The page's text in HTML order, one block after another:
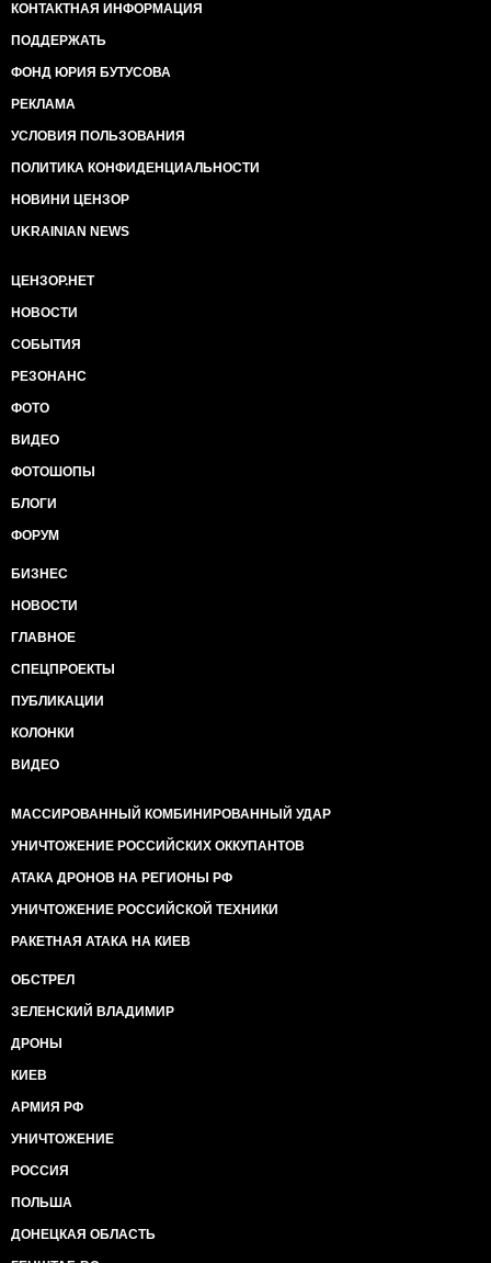
КОНТАКТНАЯ ИНФОРМАЦИЯ
ПОДДЕРЖАТЬ
ФОНД ЮРИЯ БУТУСОВА
РЕКЛАМА
УСЛОВИЯ ПОЛЬЗОВАНИЯ
ПОЛИТИКА КОНФИДЕНЦИАЛЬНОСТИ
НОВИНИ ЦЕНЗОР
UKRAINIAN NEWS
ЦЕНЗОР.НЕТ
НОВОСТИ
СОБЫТИЯ
РЕЗОНАНС
ФОТО
ВИДЕО
ФОТОШОПЫ
БЛОГИ
ФОРУМ
БИЗНЕС
НОВОСТИ
ГЛАВНОЕ
СПЕЦПРОЕКТЫ
ПУБЛИКАЦИИ
КОЛОНКИ
ВИДЕО
МАССИРОВАННЫЙ КОМБИНИРОВАННЫЙ УДАР
УНИЧТОЖЕНИЕ РОССИЙСКИХ ОККУПАНТОВ
АТАКА ДРОНОВ НА РЕГИОНЫ РФ
УНИЧТОЖЕНИЕ РОССИЙСКОЙ ТЕХНИКИ
РАКЕТНАЯ АТАКА НА КИЕВ
ОБСТРЕЛ
ЗЕЛЕНСКИЙ ВЛАДИМИР
ДРОНЫ
КИЕВ
АРМИЯ РФ
УНИЧТОЖЕНИЕ
РОССИЯ
ПОЛЬША
ДОНЕЦКАЯ ОБЛАСТЬ